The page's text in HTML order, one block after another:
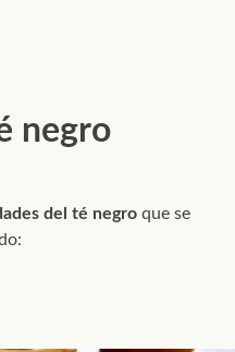
negro
del té negro que se